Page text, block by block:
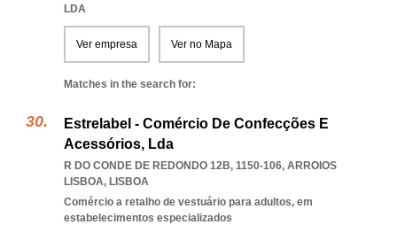
LDA
Ver empresa Ver no Mapa
Matches in the search for:
Estrelabel - Comércio De Confecções E
Acessórios, Lda
R DO CONDE DE REDONDO 12B, 1150-106, ARROIOS
LISBOA, LISBOA
Comércio a retalho de vestuário para adultos, em
estabelecimentos especializados